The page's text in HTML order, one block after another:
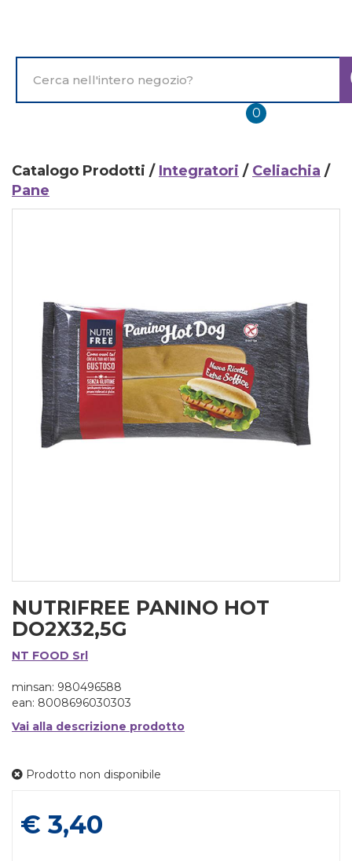
principale
Prodotto
0prodotti
inseriti
Catalogo Prodotti / Integratori / Celiachia /
Pane
NUTRIFREE PANINO HOT
DO2X32,5G
NT FOOD Srl
minsan: 980496588
ean: 8008696030303
Vai alla descrizione prodotto
Prodotto non disponibile
Prezzo
€ 3,40